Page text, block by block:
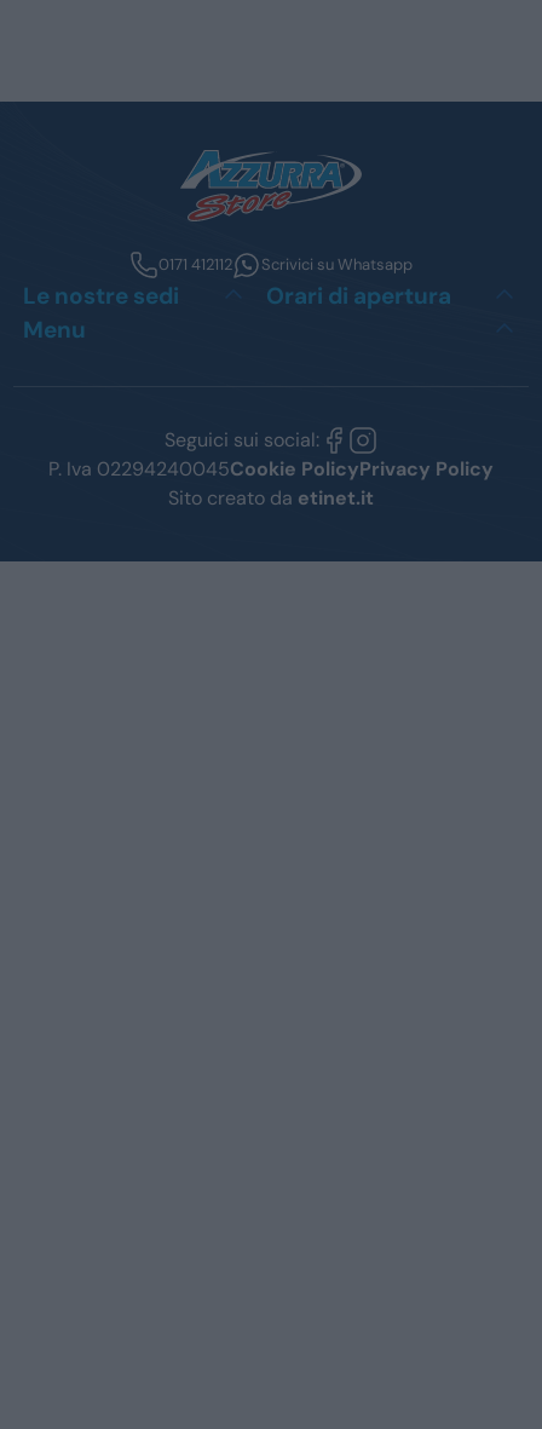
0171 412112 Scrivici su Whatsapp
Le nostre sedi
Orari di apertura
Menu
Seguici sui social:
P. Iva 02294240045Cookie PolicyPrivacy Policy
Sito creato da etinet.it